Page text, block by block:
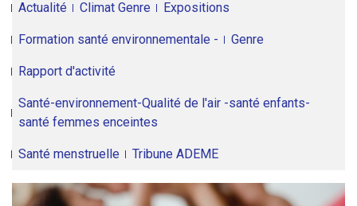
Actualité Climat Genre Expositions
Formation santé environnementale - Genre
Rapport d'activité
Santé-environnement-Qualité de l'air -santé enfants-
santé femmes enceintes
Santé menstruelle Tribune ADEME